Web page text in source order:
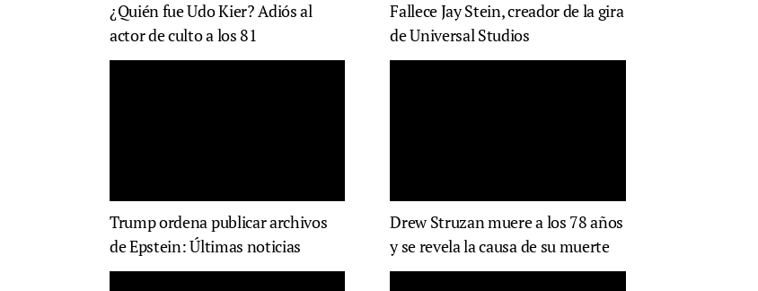
¿Quién fue Udo Kier? Adiós al
actor de culto a los 81
Fallece Jay Stein, creador de la gira
de Universal Studios
Trump ordena publicar archivos
de Epstein: Últimas noticias
Drew Struzan muere a los 78 años
y se revela la causa de su muerte